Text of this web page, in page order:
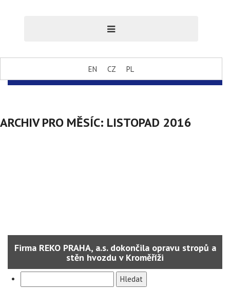
EN CZ PL
ARCHIV PRO MĚSÍC: LISTOPAD 2016
Firma REKO PRAHA, a.s. dokončila opravu stropů a
stěn hvozdu v Kroměříži